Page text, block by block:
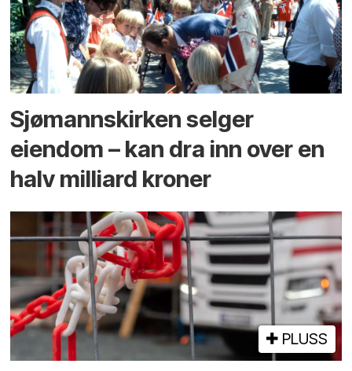
Sjømannskirken selger
eiendom – kan dra inn over en
halv milliard kroner
PLUSS